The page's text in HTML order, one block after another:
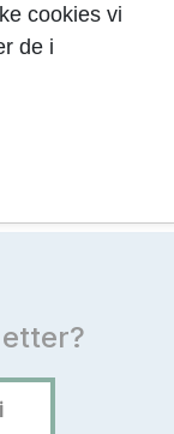
cookies vi
de i